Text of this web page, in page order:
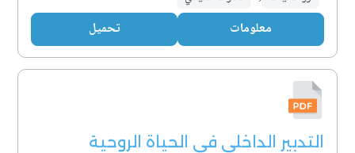
معلومات تحميل
التدبير الداخلي في الحياة الروحية